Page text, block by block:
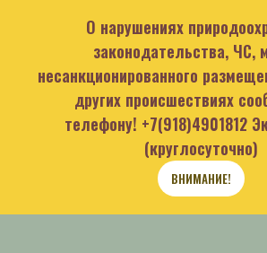
О нарушениях
законодательства, ЧС,
несанкционированного
других происшествиях
телефону! +7(918)4901812
(круглосуточно)
ВНИМАНИЕ!